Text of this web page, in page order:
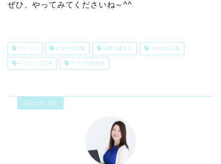
ぜひ、やってみてくださいね～^^
アメブロ おすすめ記事 記事の書き方 スマホの写真
パソコンで記事 アメブロ便利技
ABOUT ME